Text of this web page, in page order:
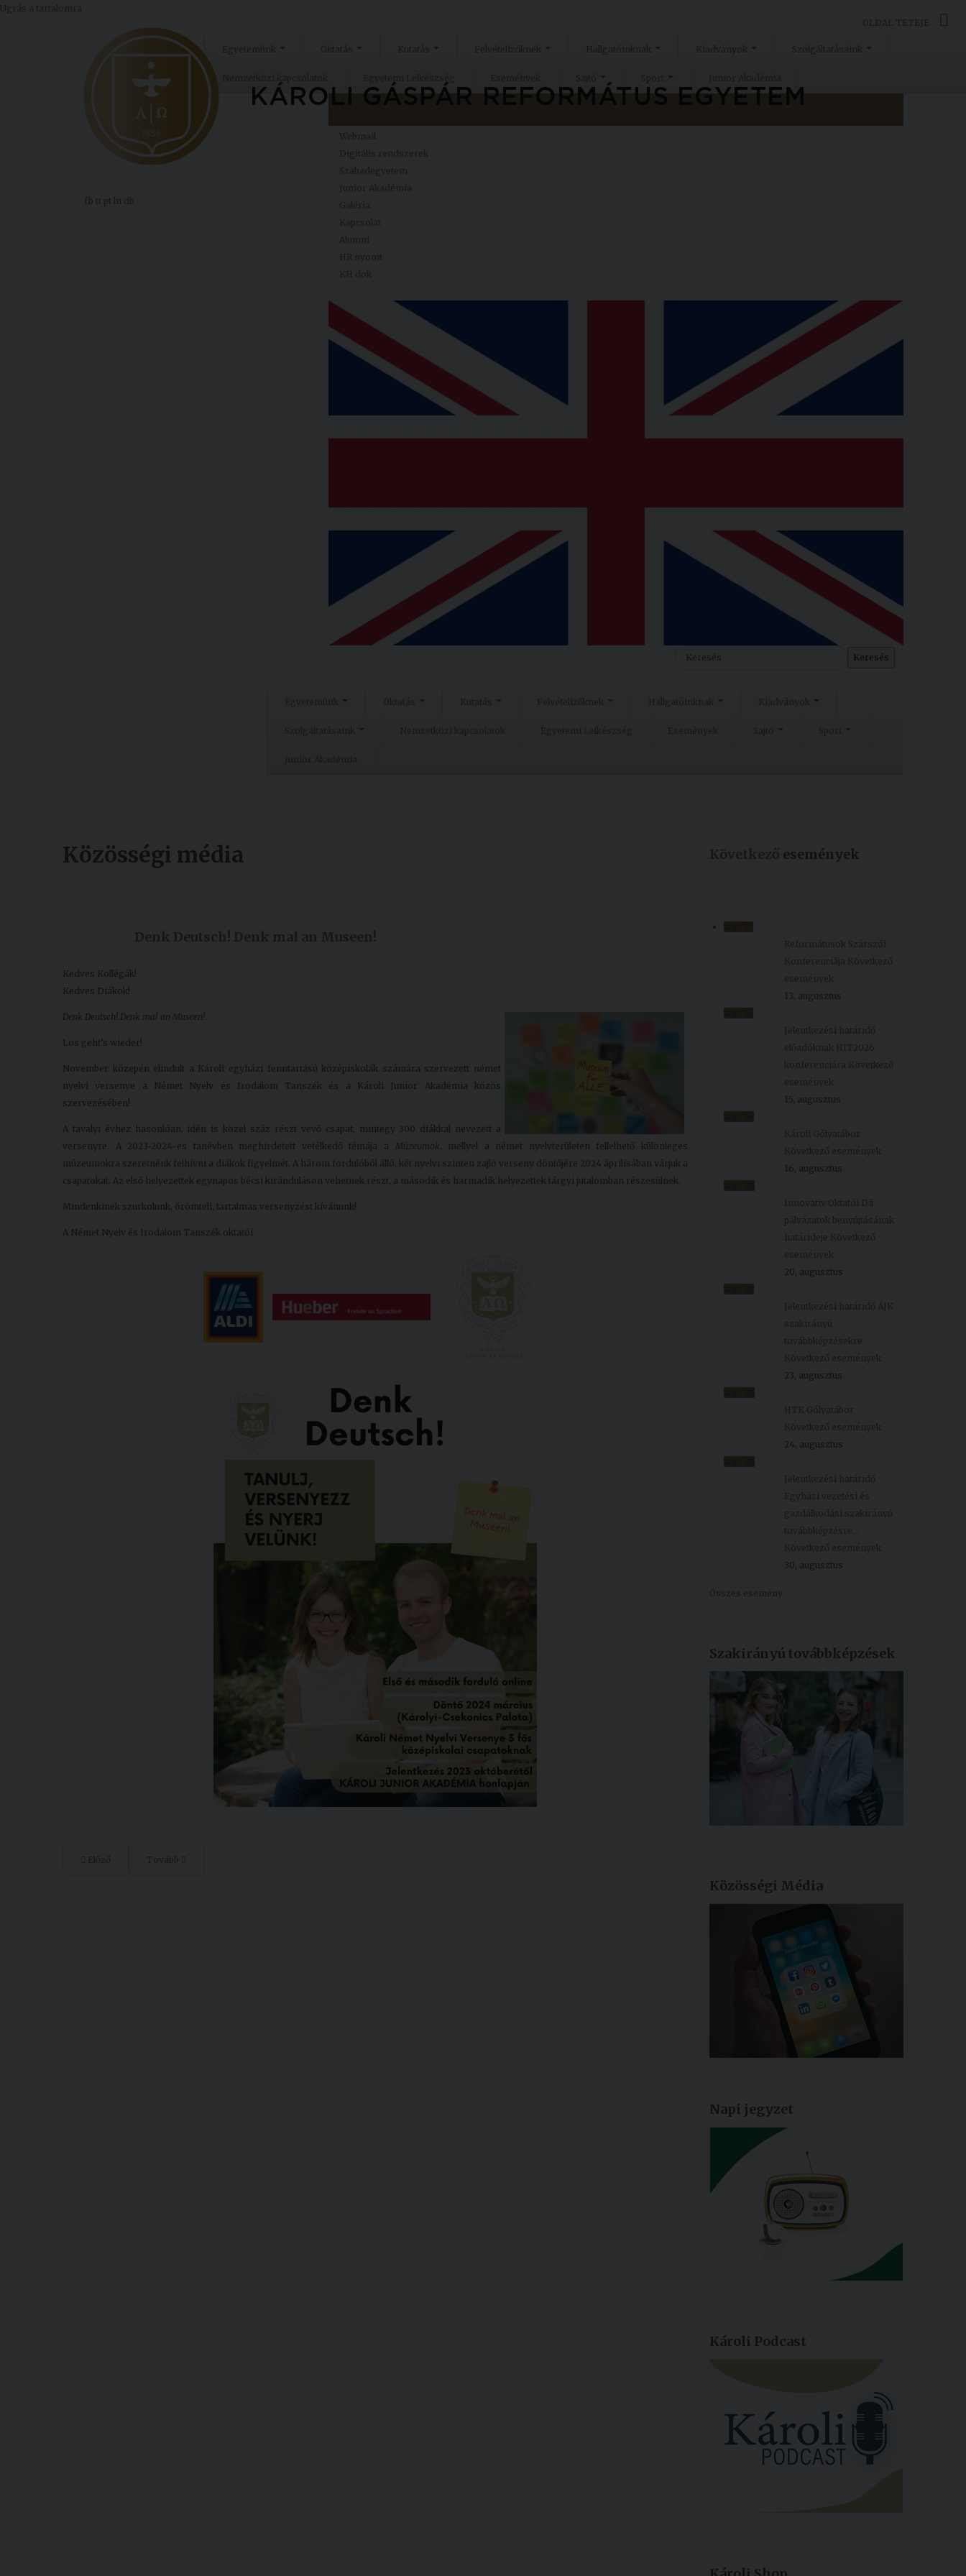
Ugrás a tartalomra
Egyetemünk Oktatás Kutatás Felvételizőknek Hallgatóinknak Kiadványok Szolgáltatásaink
Nemzetközi kapcsolatok Egyetemi Lelkészség Események Sajtó Sport Junior Akadémia
Webmail
Digitális rendszerek
Szabadegyetem
Junior Akadémia
Galéria
Kapcsolat
Alumni
HR nyomt
KH dok
Keresés
fb tt pt ln db
Egyetemünk Oktatás Kutatás Felvételizőknek Hallgatóinknak Kiadványok
Szolgáltatásaink Nemzetközi kapcsolatok Egyetemi Lelkészség Események Sajtó Sport
Junior Akadémia
Közösségi média
Denk Deutsch! Denk mal an Museen!
Kedves Kollégák!
Kedves Diákok!
Denk Deutsch! Denk mal an Museen!
Los geht’s wieder!
November közepén elindult a Károli egyházi fenntartású középiskolák számára szervezett német
nyelvi versenye a Német Nyelv és Irodalom Tanszék és a Károli Junior Akadémia közös
szervezésében!
A tavalyi évhez hasonlóan, idén is közel száz részt vevő csapat, mintegy 300 diákkal nevezett a
versenyre. A 2023-2024-es tanévben meghirdetett vetélkedő témája a
Múzeumok, mellyel a német nyelvterületen fellelhető különleges
múzeumokra szeretnénk felhívni a diákok figyelmét. A három fordulóból álló, két nyelvi szinten zajló verseny döntőjére 2024 áprilisában várjuk a
csapatokat. Az első helyezettek egynapos bécsi kiránduláson vehetnek részt, a második és harmadik helyezettek tárgyi jutalomban részesülnek.
Mindenkinek szurkolunk, örömteli, tartalmas versenyzést kívánunk!
A Német Nyelv és Irodalom Tanszék oktatói
Előző Tovább
Következő események
Reformátusok Szárszói
Konferenciája Következő
események
13, augusztus
Jelentkezési határidő
előadóknak HIT2026
konferenciára Következő
események
15, augusztus
Károli Gólyatábor
Következő események
16, augusztus
Innovatív Oktatói Díj
pályázatok benyújtásának
határideje Következő
események
20, augusztus
Jelentkezési határidő ÁJK
szakirányú
továbbképzésekre
Következő események
23, augusztus
HTK Gólyatábor
Következő események
24, augusztus
Jelentkezési határidő
Egyházi vezetési és
gazdálkodási szakirányú
továbbképzésre...
Következő események
30, augusztus
Összes esemény
Szakirányú továbbképzések
Közösségi Média
Napi jegyzet
Károli Podcast
OLDAL TETEJE